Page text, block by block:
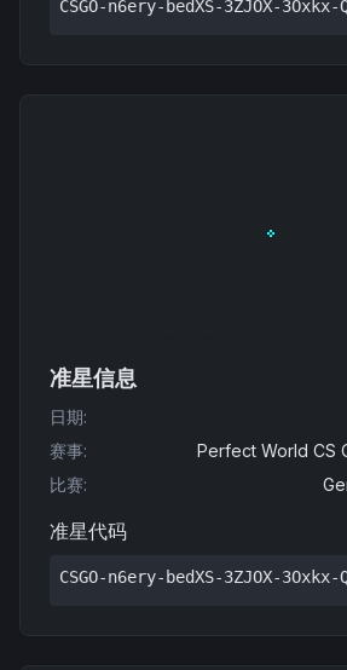
CSGO-n6ery-bedXS-3ZJOX-3Oxkx-
准星信息
日期:
赛事:
Perfect World CS
比赛:
准星代码
CSGO-n6ery-bedXS-3ZJOX-3Oxkx-